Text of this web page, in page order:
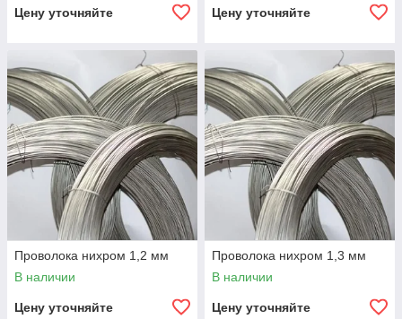
Цену уточняйте Цену уточняйте
Проволока нихром 1,2 мм
В наличии
Цену уточняйте
Проволока нихром 1,3 мм
В наличии
Цену уточняйте